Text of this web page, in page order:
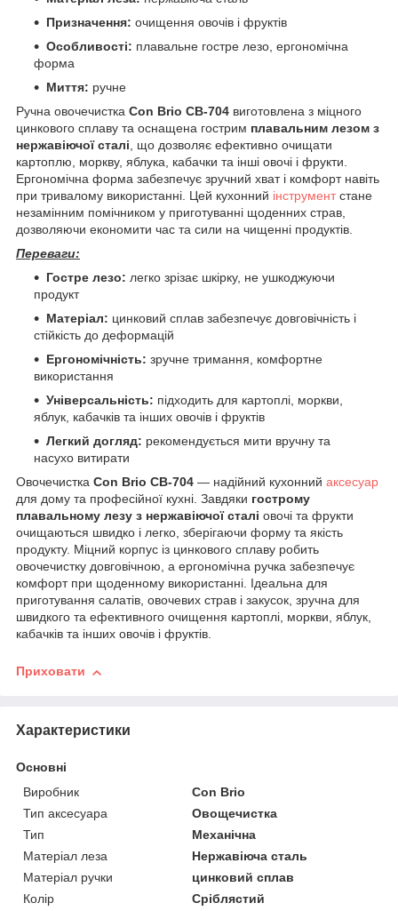
Призначення: очищення овочів і фруктів
Особливості: плавальне гостре лезо, ергономічна
форма
Миття: ручне
Ручна овочечистка Con Brio CB-704 виготовлена з міцного
цинкового сплаву та оснащена гострим плавальним лезом з
нержавіючої сталі, що дозволяє ефективно очищати
картоплю, моркву, яблука, кабачки та інші овочі і фрукти.
Ергономічна форма забезпечує зручний хват і комфорт навіть
при тривалому використанні. Цей кухонний інструментстане
незамінним помічником у приготуванні щоденних страв,
дозволяючи економити час та сили на чищенні продуктів.
Переваги:
Гостре лезо: легко зрізає шкірку, не ушкоджуючи
продукт
Матеріал: цинковий сплав забезпечує довговічність і
стійкість до деформацій
Ергономічність: зручне тримання, комфортне
використання
Універсальність: підходить для картоплі, моркви,
яблук, кабачків та інших овочів і фруктів
Легкий догляд: рекомендується мити вручну та
насухо витирати
Овочечистка Con Brio CB-704 — надійний кухонний аксесуар
для дому та професійної кухні. Завдяки гострому
плавальному лезу з нержавіючої сталі овочі та фрукти
очищаються швидко і легко, зберігаючи форму та якість
продукту. Міцний корпус із цинкового сплаву робить
овочечистку довговічною, а ергономічна ручка забезпечує
комфорт при щоденному використанні. Ідеальна для
приготування салатів, овочевих страв і закусок, зручна для
швидкого та ефективного очищення картоплі, моркви, яблук,
кабачків та інших овочів і фруктів.
Приховати
Характеристики
Основні
Виробник
Con Brio
Тип аксесуара
Овощечистка
Тип
Механічна
Матеріал леза
Нержавіюча сталь
Матеріал ручки
цинковий сплав
Колір
Сріблястий